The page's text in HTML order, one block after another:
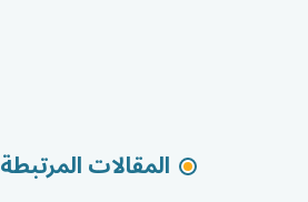
المقالات المرتبطة